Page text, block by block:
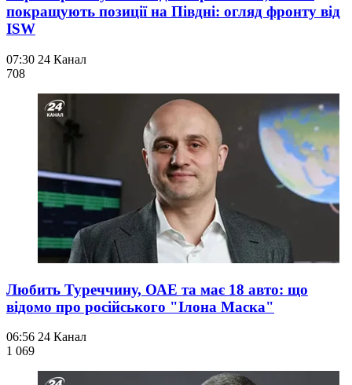
покращують позиції на Півдні: огляд фронту від
ISW
07:30 24 Канал
708
Любить Туреччину, ОАЕ та має 18 авто: що
відомо про російського "Ілона Маска"
06:56 24 Канал
1 069